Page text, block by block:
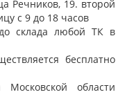
Речников, 19. второй
с 9 до 18 часов
склада любой ТК в
бесплатно
области